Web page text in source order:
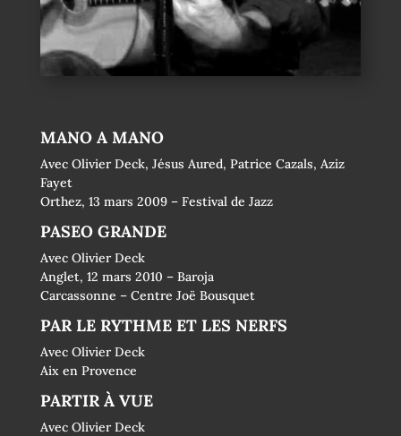
MANO A MANO
Avec Olivier Deck, Jésus Aured, Patrice Cazals, Aziz
Fayet
Orthez, 13 mars 2009 – Festival de Jazz
PASEO GRANDE
Avec Olivier Deck
Anglet, 12 mars 2010 – Baroja
Carcassonne – Centre Joë Bousquet
PAR LE RYTHME ET LES NERFS
Avec Olivier Deck
Aix en Provence
PARTIR À VUE
Avec Olivier Deck